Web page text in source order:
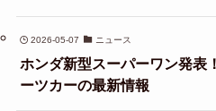
2026-05-07 ニュース
ホンダ新型スーパーワン発表
ーツカーの最新情報